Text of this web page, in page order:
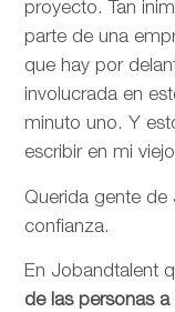
proyecto. Tan
parte de una
que hay por
involucrada en
minuto uno. Y
escribir en mi
Querida gente de
confianza.
En Jobandtalent
de las personas a